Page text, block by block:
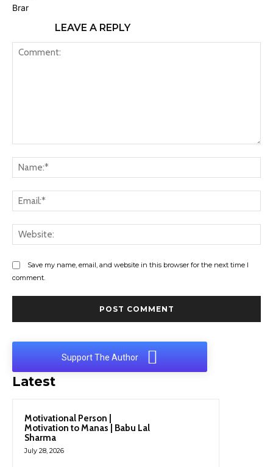
LEAVE A REPLY
Save my name, email, and website in this browser for the next time I
comment.
Support The Author
Latest
Motivational Person |
Motivation to Manas | Babu Lal
Sharma
July 28, 2026